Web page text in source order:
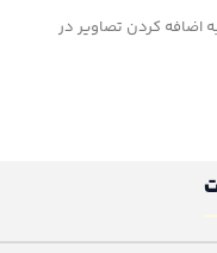
اضافه کردن تصاویر در